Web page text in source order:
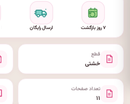
۷ روز بازگشت ارسال رایگان
قطع
خشتی
تعداد صفحات
۱۱